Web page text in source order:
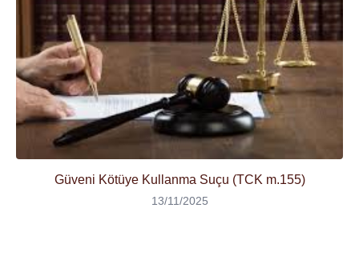
Güveni Kötüye Kullanma Suçu (TCK m.155)
13/11/2025